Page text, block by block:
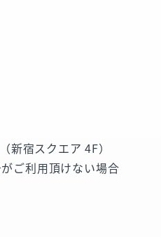
新宿スクエア 4F）
ご利用頂けない場合